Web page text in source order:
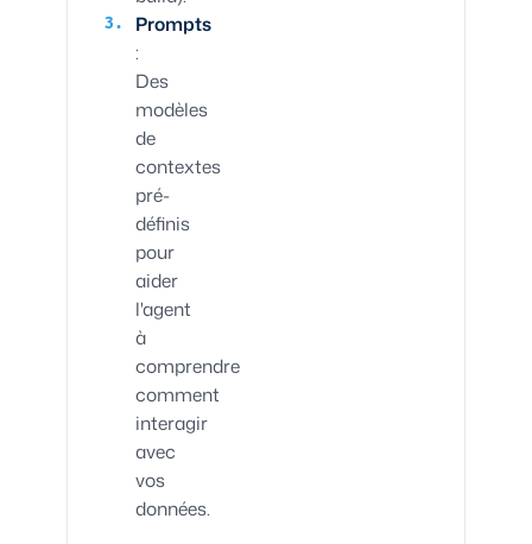
Prompts
:
Des
modèles
de
contextes
pré-
définis
pour
aider
l'agent
à
comprendre
comment
interagir
avec
vos
données.